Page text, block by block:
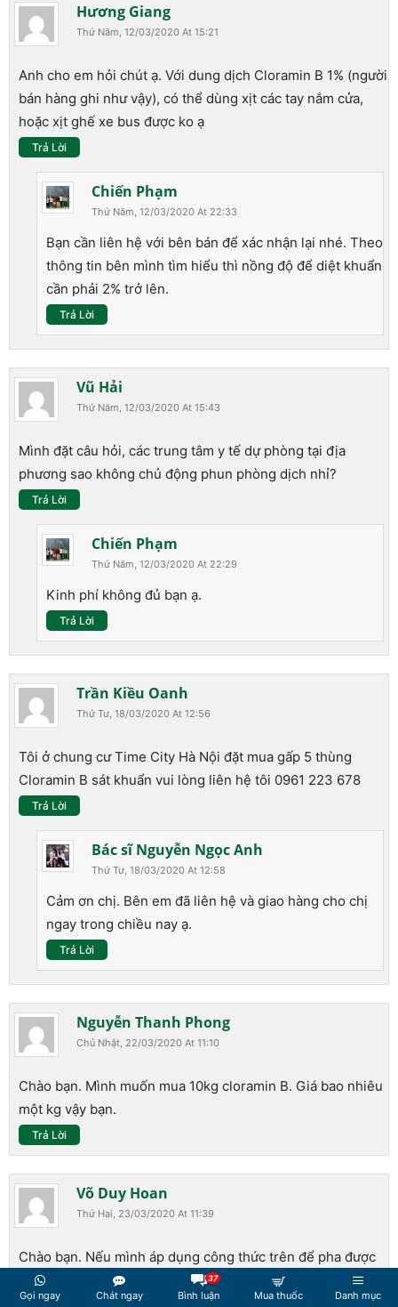
Hương Giang
Thứ Năm, 12/03/2020 At 15:21
Anh cho em hỏi chút ạ. Với dung dịch Cloramin B 1% (người
bán hàng ghi như vậy), có thể dùng xịt các tay nắm cửa,
hoặc xịt ghế xe bus được ko ạ
Trả Lời
Chiến Phạm
Thứ Năm, 12/03/2020 At 22:33
Bạn cần liên hệ với bên bán để xác nhận lại nhé. Theo
thông tin bên mình tìm hiểu thì nồng độ để diệt khuẩn
cần phải 2% trở lên.
Trả Lời
Vũ Hải
Thứ Năm, 12/03/2020 At 15:43
Mình đặt câu hỏi, các trung tâm y tế dự phòng tại địa
phương sao không chủ động phun phòng dịch nhỉ?
Trả Lời
Chiến Phạm
Thứ Năm, 12/03/2020 At 22:29
Kinh phí không đủ bạn ạ.
Trả Lời
Trần Kiều Oanh
Thứ Tư, 18/03/2020 At 12:56
Tôi ở chung cư Time City Hà Nội đặt mua gấp 5 thùng
Cloramin B sát khuẩn vui lòng liên hệ tôi 0961 223 678
Trả Lời
Bác sĩ Nguyễn Ngọc Anh
Thứ Tư, 18/03/2020 At 12:58
Cảm ơn chị. Bên em đã liên hệ và giao hàng cho chị
ngay trong chiều nay ạ.
Trả Lời
Nguyễn Thanh Phong
Chủ Nhật, 22/03/2020 At 11:10
Chào bạn. Mình muốn mua 10kg cloramin B. Giá bao nhiêu
một kg vậy bạn.
Trả Lời
Võ Duy Hoan
Thứ Hai, 23/03/2020 At 11:39
Chào bạn. Nếu mình áp dụng công thức trên để pha được
nồng độ 2% thì sẽ pha 80g/1l nhưng mình thấy khuyến cáo
pha 20g/1l (Tẩy trùng bề mặt đối với virus: pha 2 gam bột
Gọi ngay Chát ngay
37
Bình luận Mua thuốc Danh mục